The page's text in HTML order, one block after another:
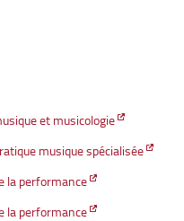
et musicologie
musique spécialisée
la performance
la performance